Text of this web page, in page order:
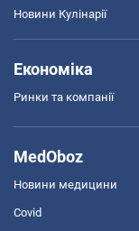
Новини Кулінарії
Економіка
Ринки та компанії
MedOboz
Новини медицини
Covid